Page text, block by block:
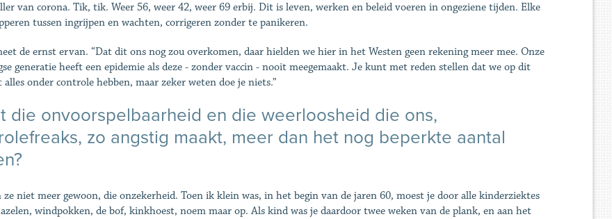
van corona. Tik, tik. Weer 56, weer 42, weer 69 erbij. Dit is leven, werken en beleid voeren in ongeziene tijden. Elke
tussen ingrijpen en wachten, corrigeren zonder te panikeren.
de ernst ervan. “Dat dit ons nog zou overkomen, daar hielden we hier in het Westen geen rekening meer mee. Onze
generatie heeft een epidemie als deze - zonder vaccin - nooit meegemaakt. Je kunt met reden stellen dat we op dit
onder controle hebben, maar zeker weten doe je niets.”
die onvoorspelbaarheid en die weerloosheid die ons,
zo angstig maakt, meer dan het nog beperkte aantal
ze niet meer gewoon, die onzekerheid. Toen ik klein was, in het begin van de jaren 60, moest je door alle kinderziektes
windpokken, de bof, kinkhoest, noem maar op. Als kind was je daardoor twee weken van de plank, en aan het